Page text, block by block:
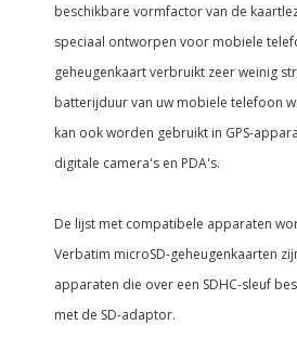
beschikbare vormfactor van de
speciaal ontworpen voor mobiele
geheugenkaart verbruikt zeer weinig
batterijduur van uw mobiele telefoon
kan ook worden gebruikt in GPS-
digitale camera's en PDA's.
De lijst met compatibele apparaten
Verbatim microSD-geheugenkaarten
apparaten die over een SDHC-sleuf
met de SD-adaptor.